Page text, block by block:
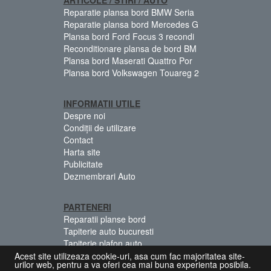
Reparatie plansa bord BMW Seria
Reparatie plansa bord Mercedes G
Plansa bord Ford Focus 3 recondi
Reconditionare plansa de bord BM
Plansa bord Maserati Quattro Por
Plansa bord Volkswagen Touareg 2
INFORMATII UTILE
Despre noi
Condiții de utilizare
Contact
Harta site
Publicitate
Dezmembrari Auto
PARTENERI
Reparatii planse bord
Tapiterie auto bucuresti
Tapiterie plafon auto
Centuri siguranta colorate
Acest site utilizeaza cookie-uri, asa cum fac majoritatea site-
urilor web, pentru a va oferi cea mai buna experienta posibila.